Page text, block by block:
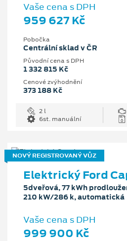
Vaše cena s DPH
959 627 Kč
Pobočka
Centrální sklad v ČR
Původní cena s DPH
1 332 815 Kč
Cenové zvýhodnění
373 188 Kč
2 l
6st. manuální
NOVÝ REGISTROVANÝ VŮZ
Elektrický Ford
5dveřová, 77 kWh
210 kW/286 k, automatická
Vaše cena s DPH
999 900 Kč